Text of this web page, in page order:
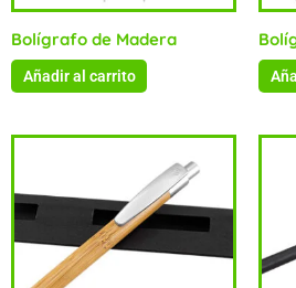
Bolígrafo de Madera
Añadir al carrito